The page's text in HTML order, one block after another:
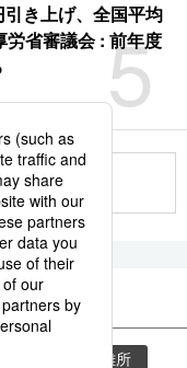
5
き上げ、全国平均
省審議会 : 前年度
避難所